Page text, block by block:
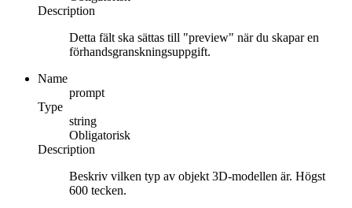
Description
Detta fält ska sättas till "preview" när du skapar en
förhandsgranskningsuppgift.
Name
prompt
Type
string
Obligatorisk
Description
Beskriv vilken typ av objekt 3D-modellen är. Högst
600 tecken.